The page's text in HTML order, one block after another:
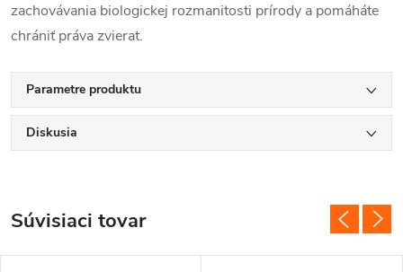
zachovávania biologickej rozmanitosti prírody a pomáháte
chrániť práva zvierat.
Parametre produktu
Diskusia
Súvisiaci tovar